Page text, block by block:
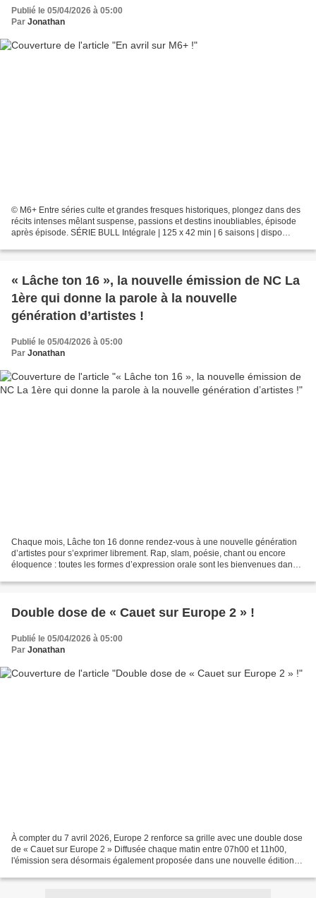
Publié le 05/04/2026 à 05:00
Par Jonathan
© M6+ Entre séries culte et grandes fresques historiques, plongez dans des
récits intenses mêlant suspense, passions et destins inoubliables, épisode
après épisode. SÉRIE BULL Intégrale | 125 x 42 min | 6 saisons | dispo
« Lâche ton 16 », la nouvelle émission de NC La
1ère qui donne la parole à la nouvelle
génération d’artistes !
Publié le 05/04/2026 à 05:00
Par Jonathan
Chaque mois, Lâche ton 16 donne rendez-vous à une nouvelle génération
d’artistes pour s’exprimer librement. Rap, slam, poésie, chant ou encore
éloquence : toutes les formes d’expression orale sont les bienvenues dans
Double dose de « Cauet sur Europe 2 » !
Publié le 05/04/2026 à 05:00
Par Jonathan
À compter du 7 avril 2026, Europe 2 renforce sa grille avec une double dose
de « Cauet sur Europe 2 » Diffusée chaque matin entre 07h00 et 11h00,
l'émission sera désormais également proposée dans une nouvelle édition